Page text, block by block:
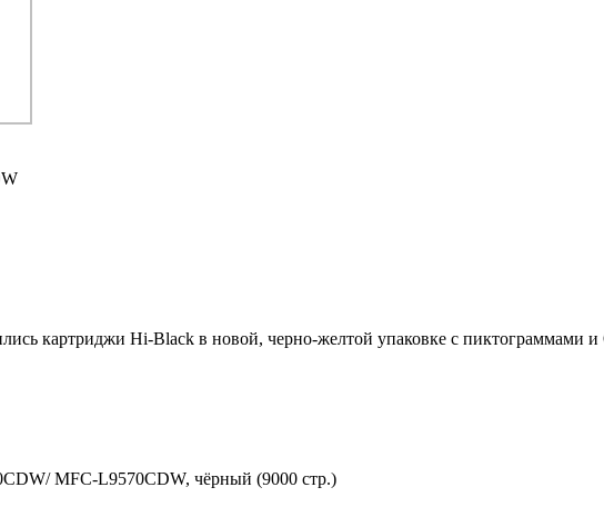
картриджи Hi-Black в новой, черно-желтой упаковке с пиктограммами
MFC-L9570CDW, чёрный (9000 стр.)